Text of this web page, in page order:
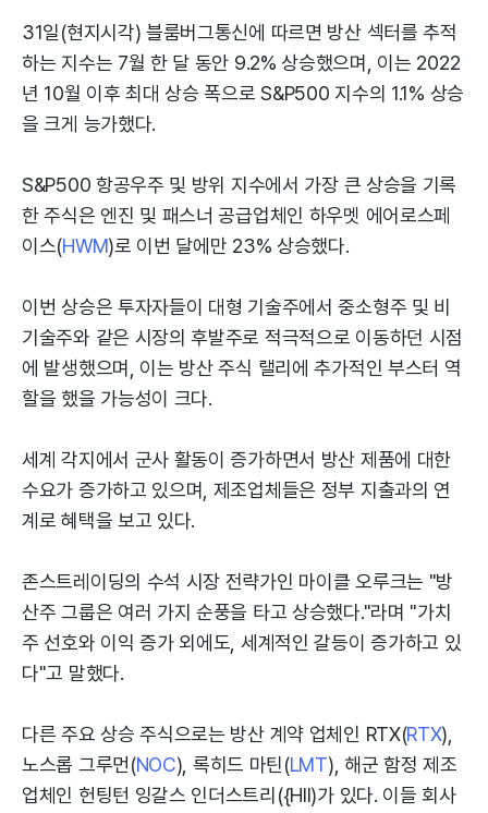
31일(현지시각) 블룸버그통신에 따르면 방산 섹터를 추적
하는 지수는 7월 한 달 동안 9.2% 상승했으며, 이는 2022
년 10월 이후 최대 상승 폭으로 S&P500 지수의 1.1% 상승
을 크게 능가했다.
S&P500 항공우주 및 방위 지수에서 가장 큰 상승을 기록
한 주식은 엔진 및 패스너 공급업체인 하우멧 에어로스페
이스(HWM)로 이번 달에만 23% 상승했다.
이번 상승은 투자자들이 대형 기술주에서 중소형주 및 비
기술주와 같은 시장의 후발주로 적극적으로 이동하던 시점
에 발생했으며, 이는 방산 주식 랠리에 추가적인 부스터 역
할을 했을 가능성이 크다.
세계 각지에서 군사 활동이 증가하면서 방산 제품에 대한
수요가 증가하고 있으며, 제조업체들은 정부 지출과의 연
계로 혜택을 보고 있다.
존스트레이딩의 수석 시장 전략가인 마이클 오루크는 "방
산주 그룹은 여러 가지 순풍을 타고 상승했다."라며 "가치
주 선호와 이익 증가 외에도, 세계적인 갈등이 증가하고 있
다"고 말했다.
다른 주요 상승 주식으로는 방산 계약 업체인 RTX(RTX),
노스롭 그루먼(NOC), 록히드 마틴(LMT), 해군 함정 제조
업체인 헌팅턴 잉갈스 인더스트리({HII)가 있다. 이들 회사